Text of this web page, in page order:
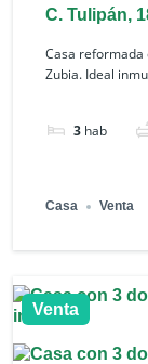
C. Tulipán,
Granada,
Casa reformada
Zubia. Ideal
3 hab
Casa Venta
Venta